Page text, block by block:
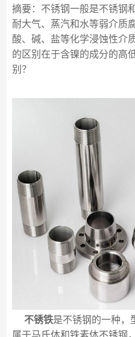
摘要：不锈钢一般是不锈钢
耐大气、蒸汽和水等弱介质
酸、碱、盐等化学浸蚀性介
的区别在于含镍的成分的高
别？
不锈铁是不锈钢的一种，